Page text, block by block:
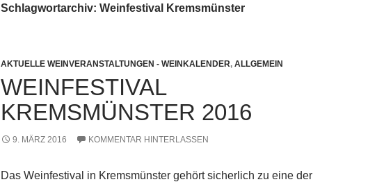
Schlagwortarchiv: Weinfestival Kremsmünster
AKTUELLE WEINVERANSTALTUNGEN - WEINKALENDER, ALLGEMEIN
WEINFESTIVAL
KREMSMÜNSTER 2016
9. MÄRZ 2016 KOMMENTAR HINTERLASSEN
Das Weinfestival in Kremsmünster gehört sicherlich zu eine der